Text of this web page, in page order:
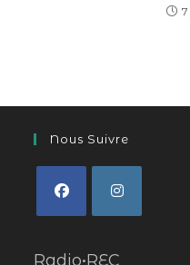
Nous Suivre
Radio•REC